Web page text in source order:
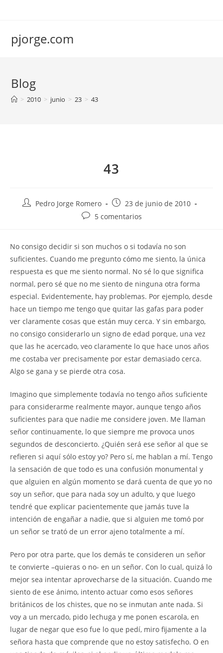
pjorge.com
Blog
> 2010 > junio > 23 > 43
43
AutorPedro Jorge Romero
Publicación
de
23 de junio de 2010
Comentarios
entrada:
5 comentarios
No consigo decidir si son muchos o si todavía no son
suficientes. Cuando me pregunto cómo me siento, la única
respuesta es que me siento normal. No sé lo que significa
normal, pero sé que no me siento de ninguna otra forma
especial. Evidentemente, hay problemas. Por ejemplo, desde
hace un tiempo me tengo que quitar las gafas para poder
ver claramente cosas que están muy cerca. Y sin embargo,
no consigo considerarlo un signo de edad porque, una vez
que las he acercado, veo claramente lo que hace unos años
me costaba ver precisamente por estar demasiado cerca.
Algo se gana y se pierde otra cosa.
Imagino que simplemente todavía no tengo años suficiente
para considerarme realmente mayor, aunque tengo años
suficientes para que nadie me considere joven. Me llaman
señor continuamente, lo que siempre me provoca unos
segundos de desconcierto. ¿Quién será ese señor al que se
refieren si aquí sólo estoy yo? Pero sí, me hablan a mí. Tengo
la sensación de que todo es una confusión monumental y
que alguien en algún momento se dará cuenta de que yo no
soy un señor, que para nada soy un adulto, y que luego
tendré que explicar pacientemente que jamás tuve la
intención de engañar a nadie, que si alguien me tomó por
un señor se trató de un error ajeno totalmente a mí.
Pero por otra parte, que los demás te consideren un señor
te convierte –quieras o no- en un señor. Con lo cual, quizá lo
mejor sea intentar aprovecharse de la situación. Cuando me
siento de ese ánimo, intento actuar como esos señores
británicos de los chistes, que no se inmutan ante nada. Si
voy a un mercado, pido lechuga y me ponen escarola, en
lugar de negar que eso fue lo que pedí, miro fijamente a la
señora hasta que comprende que no estoy satisfecho. O en